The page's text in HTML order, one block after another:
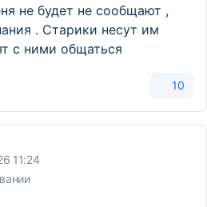
не будет не сообщают ,
. Старики несут им
с ними общаться
10
11:24